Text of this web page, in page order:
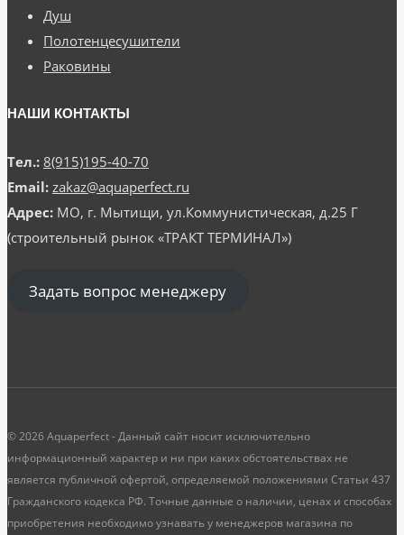
Душ
Полотенцесушители
Раковины
НАШИ КОНТАКТЫ
Тел.: 8(915)195-40-70
Email: zakaz@aquaperfect.ru
Адрес: МО, г. Мытищи, ул.Коммунистическая, д.25 Г
(строительный рынок «ТРАКТ ТЕРМИНАЛ»)
Задать вопрос менеджеру
© 2026 Aquaperfect - Данный сайт носит исключительно
информационный характер и ни при каких обстоятельствах не
является публичной офертой, определяемой положениями Статьи 437
Гражданского кодекса РФ. Точные данные о наличии, ценах и способах
приобретения необходимо узнавать у менеджеров магазина по